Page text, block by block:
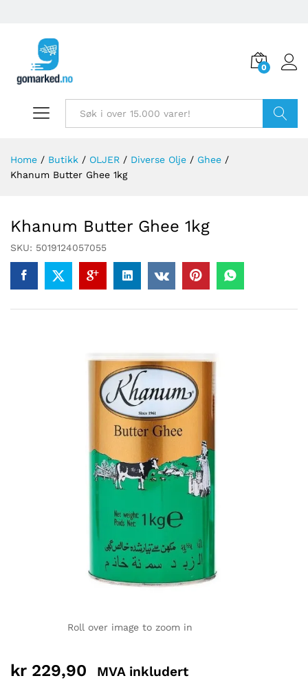
0
Home / Butikk / OLJER / Diverse Olje / Ghee /
Khanum Butter Ghee 1kg
Khanum Butter Ghee 1kg
SKU: 5019124057055
Roll over image to zoom in
kr 229,90 MVA inkludert